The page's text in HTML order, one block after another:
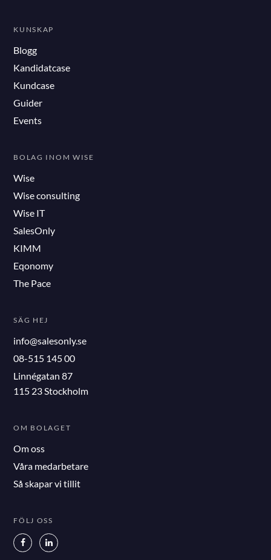
KUNSKAP
Blogg
Kandidatcase
Kundcase
Guider
Events
BOLAG INOM WISE
Wise
Wise consulting
Wise IT
SalesOnly
KIMM
Eqonomy
The Pace
SÄG HEJ
info@salesonly.se
08-515 145 00
Linnégatan 87
115 23 Stockholm
OM BOLAGET
Om oss
Våra medarbetare
Så skapar vi tillit
FÖLJ OSS